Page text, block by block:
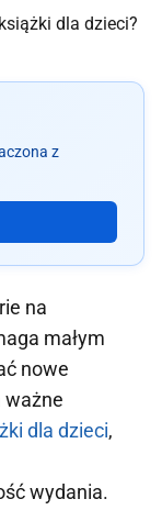
z
na
małym
nowe
ważne
dla dzieci,
wydania.